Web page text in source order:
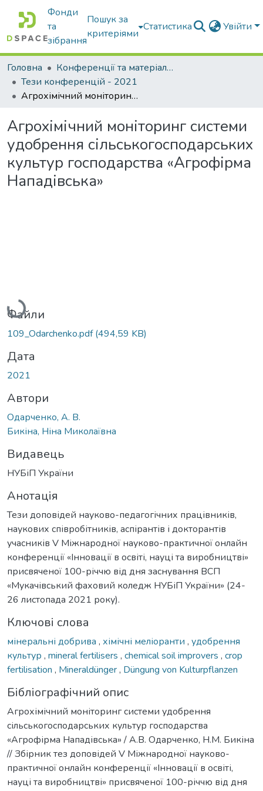
Фонди
та
зібрання
Пошук за
критеріями
Статистика Увійти
Головна
Конференції та матеріали конференцій
Тези конференцій - 2021
Агрохімічний моніторинг системи удобрення сільськогосподарських культур господарства «Агрофірма Нападівська»
Агрохімічний моніторинг системи
удобрення сільськогосподарських
культур господарства «Агрофірма
Нападівська»
Вантажиться...
Файли
109_Odarchenko.pdf(494,59 KB)
Дата
2021
Автори
Одарченко, А. В.
Бикіна, Ніна Миколаївна
Видавець
НУБіП України
Анотація
Тези доповідей науково-педагогічних працівників,
наукових співробітників, аспірантів і докторантів
учасників V Міжнародної науково-практичної онлайн
конференції «Інновації в освіті, науці та виробництві»
присвяченої 100-річчю від дня заснування ВСП
«Мукачівський фаховий коледж НУБіП України» (24-
26 листопада 2021 року).
Ключові слова
мінеральні добрива , хімічні меліоранти , удобрення
культур , mineral fertilisers , chemical soil improvers , crop
fertilisation , Mineraldünger, Düngung von Kulturpflanzen
Бібліографічний опис
Агрохімічний моніторинг системи удобрення
сільськогосподарських культур господарства
«Агрофірма Нападівська» / А.В. Одарченко, Н.М. Бикіна
// Збірник тез доповідей V Міжнародної науково-
практичної онлайн конференції «Інновації в освіті,
науці та виробництві» присвяченої 100-річчю від дня